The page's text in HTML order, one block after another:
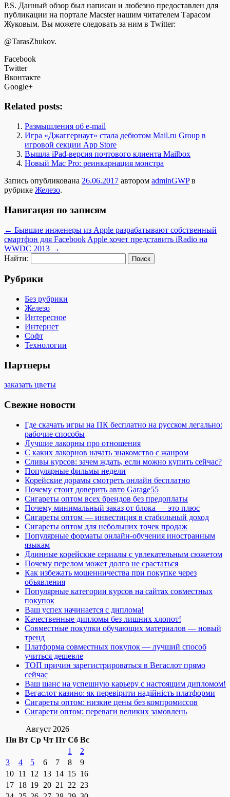
P.S. Данный обзор был написан и любезно предоставлен для
публикации на портале Macster нашим читателем Тарасом
Жуковым. Вы можете следовать за ним в Twitter:
@TarasZhukov.
Facebook
Twitter
Вконтакте
Google+
Related posts:
Размышления об e-mail
Игра «Джаггернаут» стала дебютом Mail.ru Group в
игровой секции App Store
Вышла iPad-версия почтового клиента Mailbox
Новый Mac Pro: реинкарнация монстра
Запись опубликована 26.06.2017 автором adminGWPв
рубрике Железо.
Навигация по записям
← Бывшие инженеры из Apple разрабатывают собственный
смартфон для Facebook Apple хочет представить iRadio на
WWDC 2013 →
Найти:
Рубрики
Без рубрики
Железо
Интересное
Интернет
Софт
Технологии
Партнеры
заказать цветы
Свежие новости
Где скачать игры на ПК бесплатно на русском легально:
рабочие способы
Лучшие лакорны про отношения
С каких лакорнов начать знакомство с жанром
Сливы курсов: зачем ждать, если можно купить сейчас?
Популярные фильмы недели
Корейские дорамы смотреть онлайн бесплатно
Почему стоит доверить авто Garage55
Сигареты оптом всех брендов без предоплаты
Почему минимальный заказ от блока — это плюс
Сигареты оптом — инвестиция в стабильный доход
Сигареты оптом для небольших точек продаж
Популярные форматы онлайн-обучения иностранным
языкам
Длинные корейские сериалы с увлекательным сюжетом
Почему перелом может долго не срастаться
Как избежать мошенничества при покупке через
объявления
Популярные категории курсов на сайтах совместных
покупок
Ваш успех начинается с диплома!
Качественные дипломы без лишних хлопот!
Совместные покупки обучающих материалов — новый
тренд
Платформа совместных покупок — лучший способ
учиться дешевле
ТОП причин зарегистрироваться в Вегаслот прямо
сейчас
Ваш шанс на успешную карьеру с настоящим дипломом!
Вегаслот казино: як перевірити надійність платформи
Сигареты оптом: низкие цены без компромиссов
Сигарети оптом: переваги великих замовлень
Август 2026
Пн Вт Ср Чт Пт Сб Вс
1
2
3
4 5 6 7 8
9
10 11 12 13 14 15 16
17 18 19 20 21 22 23